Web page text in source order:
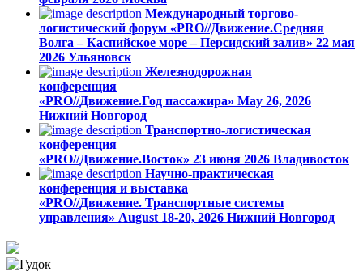
Международный торгово-
логистический форум «PRO//Движение.Средняя
Волга – Каспийское море – Персидский залив» 22 мая
2026 Ульяновск
Железнодорожная
конференция
«PRO//Движение.Год пассажира» May 26, 2026
Нижний Новгород
Транспортно-логистическая
конференция
«PRO//Движение.Восток» 23 июня 2026 Владивосток
Научно-практическая
конференция и выставка
«PRO//Движение. Транспортные системы
управления» August 18-20, 2026 Нижний Новгород